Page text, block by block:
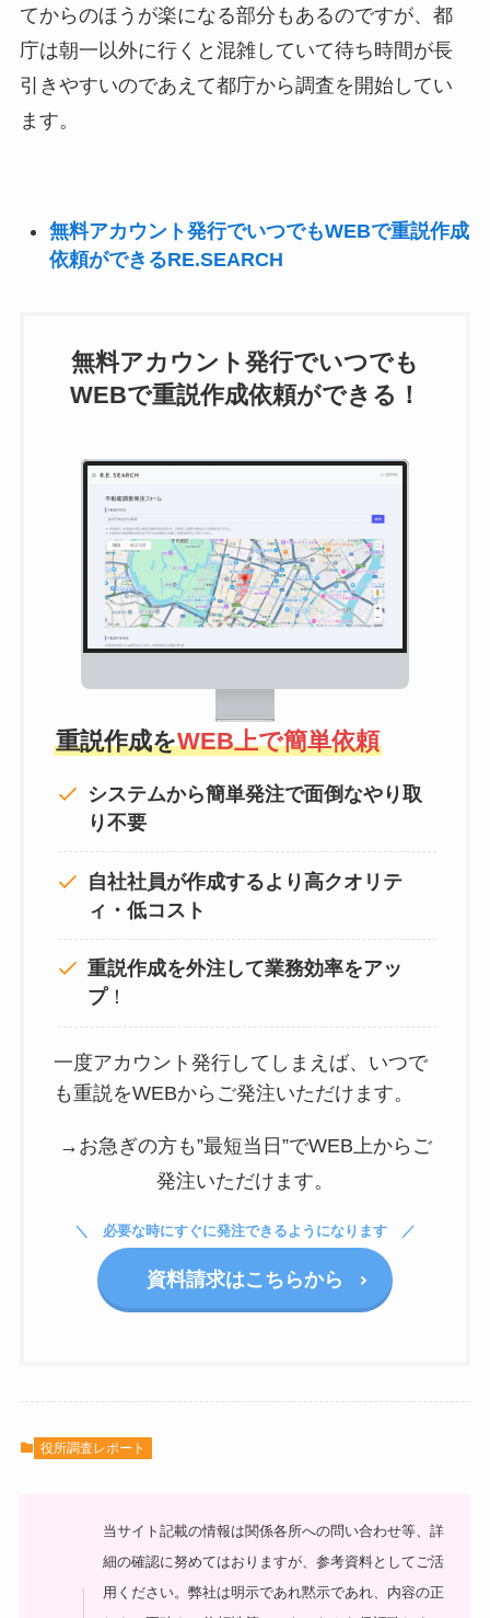
てからのほうが楽になる部分もあるのですが、都
庁は朝一以外に行くと混雑していて待ち時間が長
引きやすいのであえて都庁から調査を開始してい
ます。
無料アカウント発行でいつでもWEBで重説作成
依頼ができるRE.SEARCH
無料アカウント発行でいつでも
WEBで重説作成依頼ができる！
重説作成をWEB上で簡単依頼
システムから簡単発注で面倒なやり取
り不要
自社社員が作成するより高クオリテ
ィ・低コスト
重説作成を外注して業務効率をアッ
プ！
一度アカウント発行してしまえば、いつで
も重説をWEBからご発注いただけます。
→お急ぎの方も”最短当日”でWEB上からご
発注いただけます。
必要な時にすぐに発注できるようになります
資料請求はこちらから
役所調査レポート
当サイト記載の情報は関係各所への問い合わせ等、詳
細の確認に努めてはおりますが、参考資料としてご活
用ください。弊社は明示であれ黙示であれ、内容の正